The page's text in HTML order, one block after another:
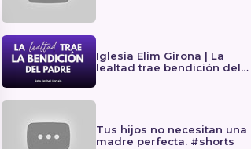
Iglesia Elim Girona | La
lealtad trae bendición del
Tus hijos no necesitan una
madre perfecta. #shorts